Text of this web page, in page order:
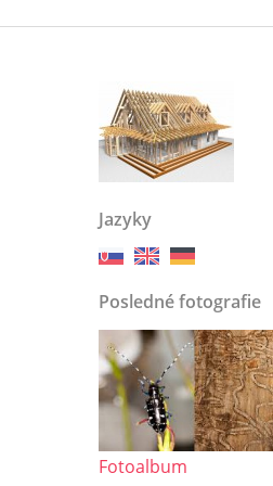
Jazyky
Posledné fotografie
Fotoalbum